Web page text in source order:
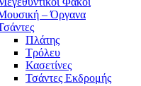
– Όργανα
Πλάτης
Τρόλευ
Κασετίνες
Τσάντες Εκδρομής